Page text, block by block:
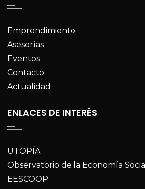
Emprendimiento
Asesorías
Eventos
Contacto
Actualidad
ENLACES DE INTERÉS
UTOPÍA
Observatorio de la Economía Social
EESCOOP